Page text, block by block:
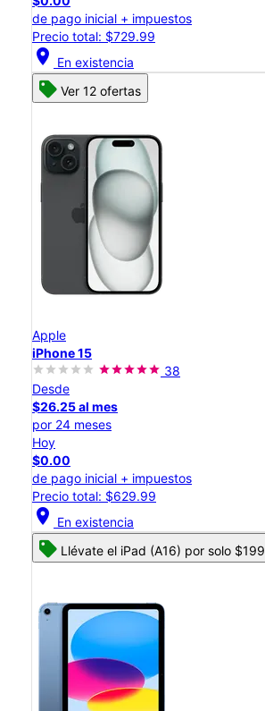
de pago inicial + impuestos
Precio total: $729.99
location_on En existencia
Ver 12 ofertas
Apple
iPhone 15
38
Desde
$26.25 al mes
por 24 meses
Hoy
$0.00
de pago inicial + impuestos
Precio total: $629.99
location_on En existencia
Llévate el iPad (A16) por solo $199